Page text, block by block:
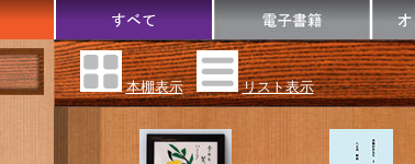
本棚表示 リスト表示